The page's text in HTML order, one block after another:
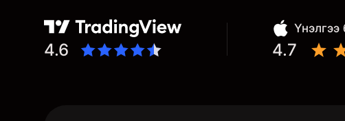
4.6
Үнэлгээ
4.7